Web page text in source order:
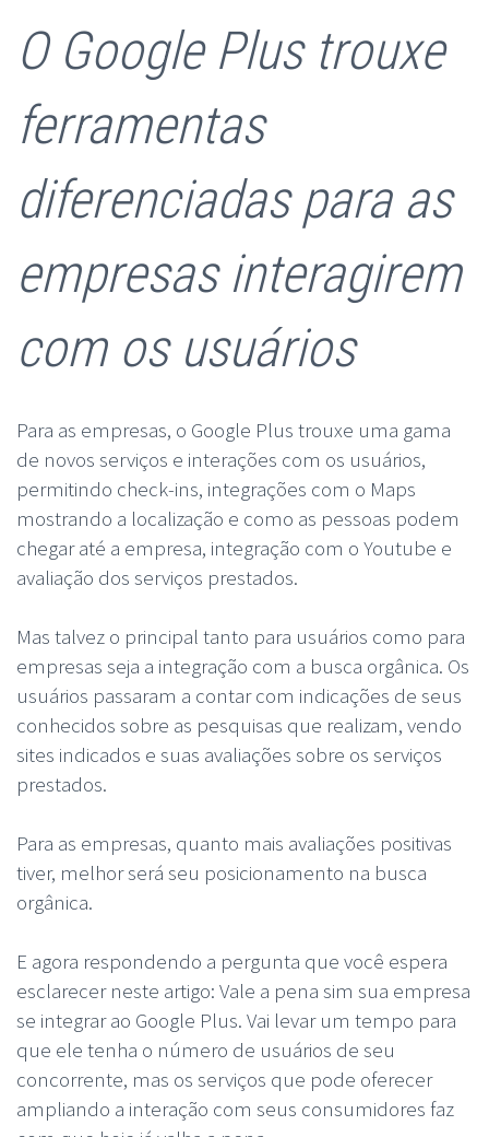
O Google Plus trouxe
ferramentas
diferenciadas para as
empresas interagirem
com os usuários
Para as empresas, o Google Plus trouxe uma gama
de novos serviços e interações com os usuários,
permitindo check-ins, integrações com o Maps
mostrando a localização e como as pessoas podem
chegar até a empresa, integração com o Youtube e
avaliação dos serviços prestados.
Mas talvez o principal tanto para usuários como para
empresas seja a integração com a busca orgânica. Os
usuários passaram a contar com indicações de seus
conhecidos sobre as pesquisas que realizam, vendo
sites indicados e suas avaliações sobre os serviços
prestados.
Para as empresas, quanto mais avaliações positivas
tiver, melhor será seu posicionamento na busca
orgânica.
E agora respondendo a pergunta que você espera
esclarecer neste artigo: Vale a pena sim sua empresa
se integrar ao Google Plus. Vai levar um tempo para
que ele tenha o número de usuários de seu
concorrente, mas os serviços que pode oferecer
ampliando a interação com seus consumidores faz